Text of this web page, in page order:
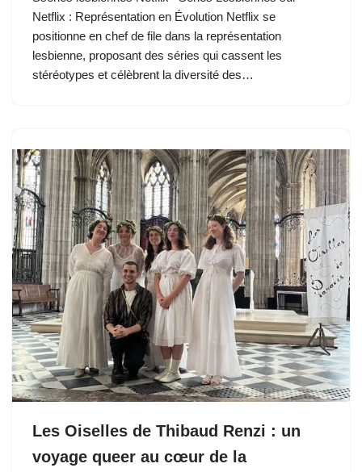
Netflix : Représentation en Évolution Netflix se
positionne en chef de file dans la représentation
lesbienne, proposant des séries qui cassent les
stéréotypes et célèbrent la diversité des…
Les Oiselles de Thibaud Renzi : un
voyage queer au cœur de la